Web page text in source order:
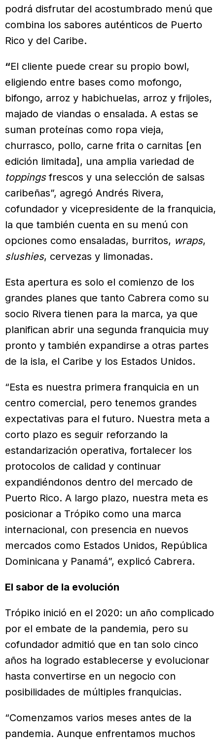
podrá disfrutar del acostumbrado menú que
combina los sabores auténticos de Puerto
Rico y del Caribe.
“El cliente puede crear su propio bowl,
eligiendo entre bases como mofongo,
bifongo, arroz y habichuelas, arroz y frijoles,
majado de viandas o ensalada. A estas se
suman proteínas como ropa vieja,
churrasco, pollo, carne frita o carnitas [en
edición limitada], una amplia variedad de
toppingsfrescos y una selección de salsas
caribeñas”, agregó Andrés Rivera,
cofundador y vicepresidente de la franquicia,
la que también cuenta en su menú con
opciones como ensaladas, burritos, wraps,
slushies, cervezas y limonadas.
Esta apertura es solo el comienzo de los
grandes planes que tanto Cabrera como su
socio Rivera tienen para la marca, ya que
planifican abrir una segunda franquicia muy
pronto y también expandirse a otras partes
de la isla, el Caribe y los Estados Unidos.
“Esta es nuestra primera franquicia en un
centro comercial, pero tenemos grandes
expectativas para el futuro. Nuestra meta a
corto plazo es seguir reforzando la
estandarización operativa, fortalecer los
protocolos de calidad y continuar
expandiéndonos dentro del mercado de
Puerto Rico. A largo plazo, nuestra meta es
posicionar a Trópiko como una marca
internacional, con presencia en nuevos
mercados como Estados Unidos, República
Dominicana y Panamá”, explicó Cabrera.
El sabor de la evolución
Trópiko inició en el 2020: un año complicado
por el embate de la pandemia, pero su
cofundador admitió que en tan solo cinco
años ha logrado establecerse y evolucionar
hasta convertirse en un negocio con
posibilidades de múltiples franquicias.
“Comenzamos varios meses antes de la
pandemia. Aunque enfrentamos muchos